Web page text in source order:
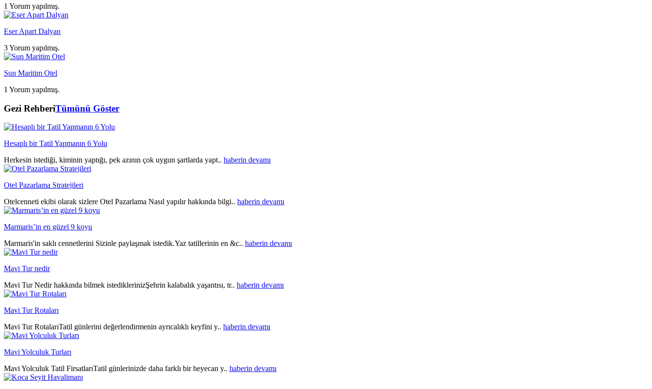
1 Yorum yapılmış.
Eser Apart Dalyan
3 Yorum yapılmış.
Sun Maritim Otel
1 Yorum yapılmış.
Gezi RehberiTümünü Göster
Hesaplı bir Tatil Yapmanın 6 Yolu
Herkesin istediği, kiminin yaptığı, pek azının çok uygun şartlarda yapt.. haberin devamı
Otel Pazarlama Stratejileri
Otelcenneti ekibi olarak sizlere Otel Pazarlama Nasıl yapılır hakkında bilgi.. haberin devamı
Marmaris’in en güzel 9 koyu
Marmaris'in saklı cennetlerini Sizinle paylaşmak istedik.Yaz tatillerinin en &c.. haberin devamı
Mavi Tur nedir
Mavi Tur Nedir hakkında bilmek istediklerinizŞehrin kalabalık yaşantısı, tr.. haberin devamı
Mavi Tur Rotaları
Mavi Tur RotalarıTatil günlerini değerlendirmenin ayrıcalıklı keyfini y.. haberin devamı
Mavi Yolculuk Turları
Mavi Yolculuk Tatil FirsatlarıTatil günlerinizde daha farklı bir heyecan y.. haberin devamı